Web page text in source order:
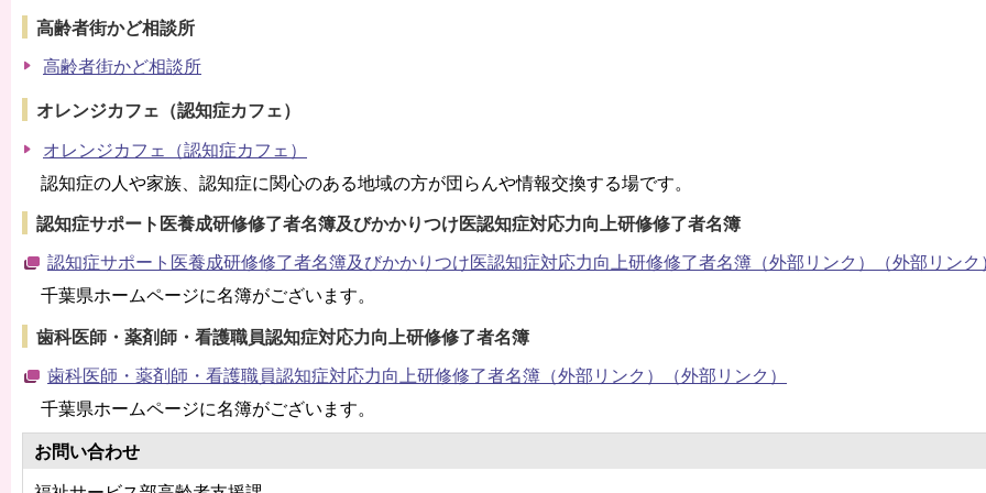
高齢者街かど相談所
高齢者街かど相談所
オレンジカフェ（認知症カフェ）
オレンジカフェ（認知症カフェ）
認知症の人や家族、認知症に関心のある地域の方が団らんや情報交換する場です。
認知症サポート医養成研修修了者名簿及びかかりつけ医認知症対応力向上研修修了者名簿
認知症サポート医養成研修修了者名簿及びかかりつけ医認知症対応力向上研修修了者名簿（外部リンク）（外部リンク
千葉県ホームページに名簿がございます。
歯科医師・薬剤師・看護職員認知症対応力向上研修修了者名簿
歯科医師・薬剤師・看護職員認知症対応力向上研修修了者名簿（外部リンク）（外部リンク）
千葉県ホームページに名簿がございます。
お問い合わせ